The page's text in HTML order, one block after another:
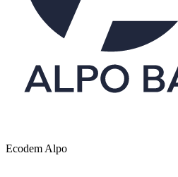
Ecodem Alpo